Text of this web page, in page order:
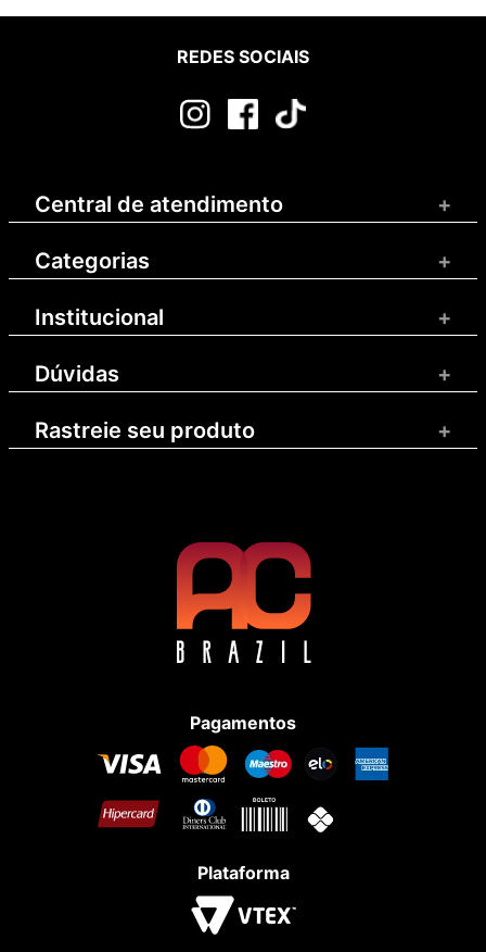
REDES SOCIAIS
Central de atendimento +
Categorias +
Institucional +
Dúvidas +
Rastreie seu produto +
Pagamentos
Plataforma